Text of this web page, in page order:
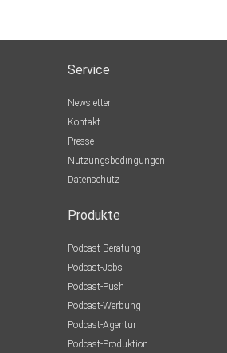
Service
Newsletter
Kontakt
Presse
Nutzungsbedingungen
Datenschutz
Produkte
Podcast-Beratung
Podcast-Jobs
Podcast-Push
Podcast-Werbung
Podcast-Agentur
Podcast-Produktion